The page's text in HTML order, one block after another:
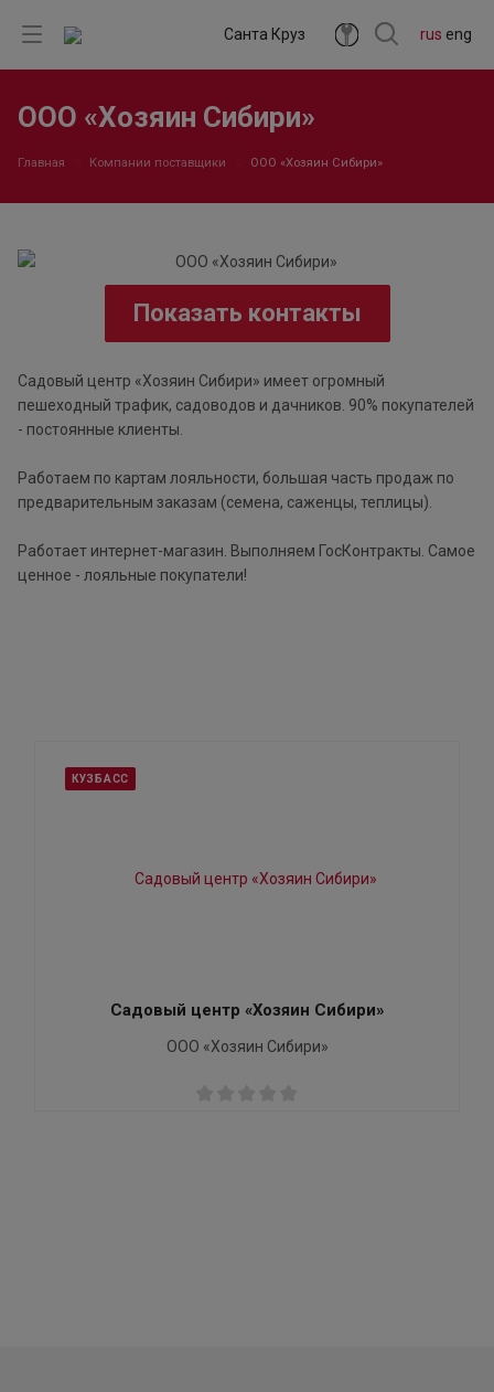
rus eng
Санта Круз
ООО «Хозяин Сибири»
Главная Компании поставщики ООО «Хозяин Сибири»
Показать контакты
Садовый центр «Хозяин Сибири» имеет огромный
пешеходный трафик, садоводов и дачников. 90% покупателей
- постоянные клиенты.
Работаем по картам лояльности, большая часть продаж по
предварительным заказам (семена, саженцы, теплицы).
Работает интернет-магазин. Выполняем ГосКонтракты. Самое
ценное - лояльные покупатели!
КУЗБАСС
Садовый центр «Хозяин Сибири»
ООО «Хозяин Сибири»